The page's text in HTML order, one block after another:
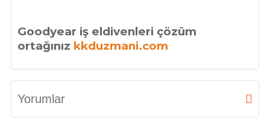
Goodyear iş eldivenleri çözüm
ortağınız kkduzmani.com
Yorumlar